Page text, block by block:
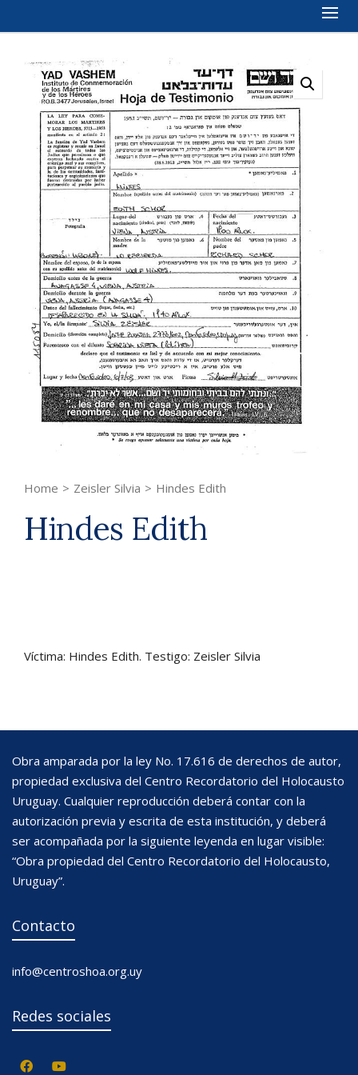
Home > Zeisler Silvia > Hindes Edith
Hindes Edith
Víctima: Hindes Edith. Testigo: Zeisler Silvia
Obra amparada por la ley No. 17.616 de derechos de autor,
propiedad exclusiva del Centro Recordatorio del Holocausto
Uruguay. Cualquier reproducción deberá contar con la
autorización previa y escrita de esta institución, y deberá
ser acompañada por la siguiente leyenda en lugar visible:
“Obra propiedad del Centro Recordatorio del Holocausto,
Uruguay”.
Contacto
info@centroshoa.org.uy
Redes sociales